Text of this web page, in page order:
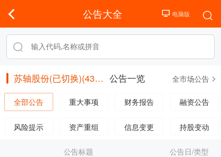
公告大全
苏轴股份(已切换)(430418) 公告一览 全市场公告
全部公告 重大事项 财务报告 融资公告
风险提示 资产重组 信息变更 持股变动
公告标题 公告日/类型